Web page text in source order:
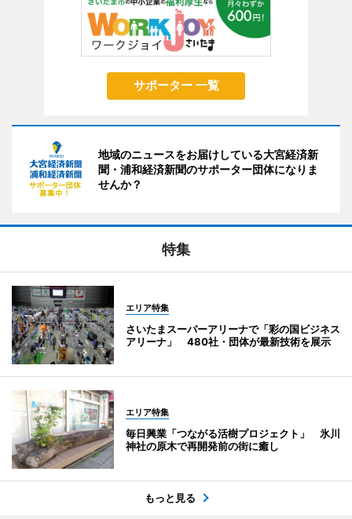
サポーター 一覧
地域のニュースをお届けしている大宮経済新
聞・浦和経済新聞のサポーター団体になりま
せんか？
特集
エリア特集
さいたまスーパーアリーナで「彩の国ビジネス
アリーナ」 480社・団体が最新技術を展示
エリア特集
毎日興業「つながる活樹プロジェクト」 氷川
神社の原木で再開発前の街に癒し
もっと見る